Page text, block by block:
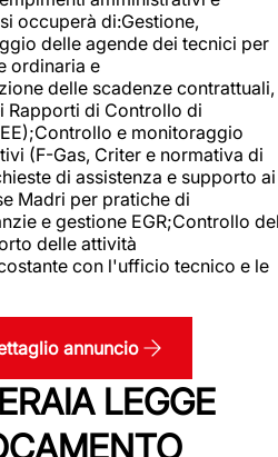
occuperà di:Gestione,
delle agende dei tecnici per
ordinaria e
delle scadenze contrattuali,
Rapporti di Controllo di
e monitoraggio
(F-Gas, Criter e normativa di
di assistenza e supporto ai
Madri per pratiche di
e gestione EGR;Controllo
delle attività
con l'ufficio tecnico e le
annuncio
LEGGE